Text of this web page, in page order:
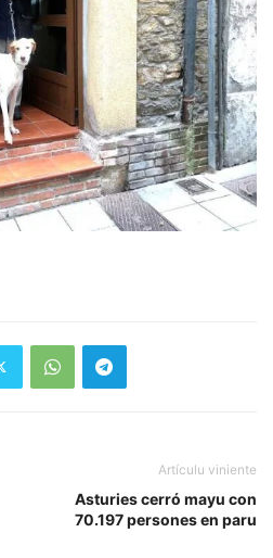
Artículu viniente
Asturies cerró mayu con
70.197 persones en paru